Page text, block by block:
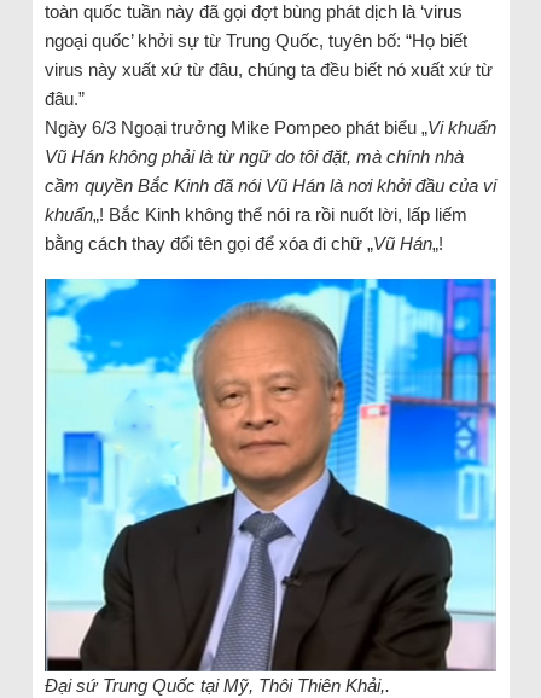
toàn quốc tuần này đã gọi đợt bùng phát dịch là ‘virus
ngoại quốc’ khởi sự từ Trung Quốc, tuyên bố: “Họ biết
virus này xuất xứ từ đâu, chúng ta đều biết nó xuất xứ từ
đâu.”
Ngày 6/3 Ngoại trưởng Mike Pompeo phát biểu „Vi khuẩn
Vũ Hán không phải là từ ngữ do tôi đặt, mà chính nhà
cầm quyền Bắc Kinh đã nói Vũ Hán là nơi khởi đầu của vi
khuẩn„! Bắc Kinh không thể nói ra rồi nuốt lời, lấp liếm
bằng cách thay đổi tên gọi để xóa đi chữ „Vũ Hán„!
Đại sứ Trung Quốc tại Mỹ, Thôi Thiên Khải,.